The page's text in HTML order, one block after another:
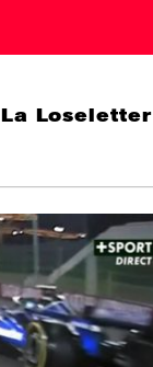
La Loseletter